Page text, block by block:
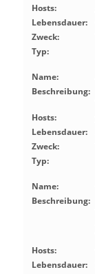
Hosts:
Lebensdauer:
Zweck:
Typ:
Name:
Beschreibung:
Hosts:
Lebensdauer:
Zweck:
Typ:
Name:
Beschreibung:
Hosts:
Lebensdauer: